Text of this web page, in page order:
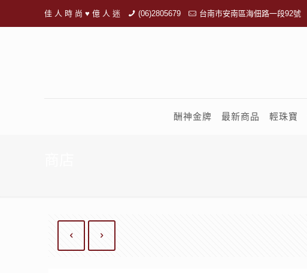
佳 人 時 尚 ♥ 億 人 迷 (06)2805679 台南市安南區海佃路一段92號
酬神金牌 最新商品 輕珠寶